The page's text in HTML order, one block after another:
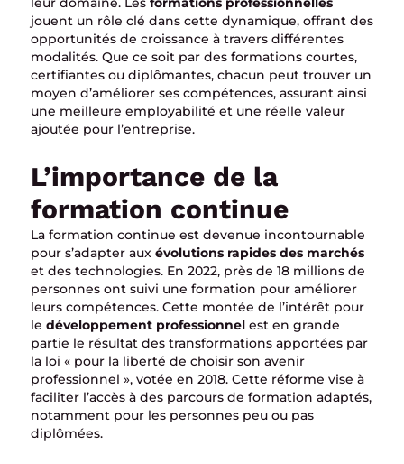
jouent un rôle clé dans cette dynamique, offrant des
opportunités de croissance à travers différentes
modalités. Que ce soit par des formations courtes,
certifiantes ou diplômantes, chacun peut trouver un
moyen d’améliorer ses compétences, assurant ainsi
une meilleure employabilité et une réelle valeur
ajoutée pour l’entreprise.
L’importance de la
formation continue
La formation continue est devenue incontournable
pour s’adapter aux évolutions rapides des marchés
et des technologies. En 2022, près de 18 millions de
personnes ont suivi une formation pour améliorer
leurs compétences. Cette montée de l’intérêt pour
le développement professionnel est en grande
partie le résultat des transformations apportées par
la loi « pour la liberté de choisir son avenir
professionnel », votée en 2018. Cette réforme vise à
faciliter l’accès à des parcours de formation adaptés,
notamment pour les personnes peu ou pas
diplômées.